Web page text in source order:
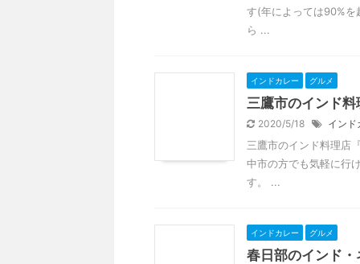
す(年によっては90%を
ら ...
インドカレー グルメ
三鷹市のインド
2020/5/18 インド
三鷹市のインド料理店
中市の方でも気軽に行
す。 ...
インドカレー グルメ
春日部のインド